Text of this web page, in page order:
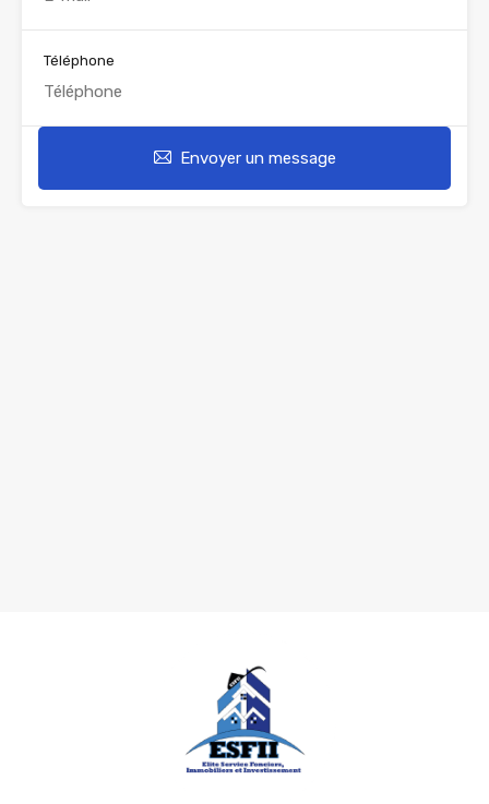
Téléphone
Envoyer un message